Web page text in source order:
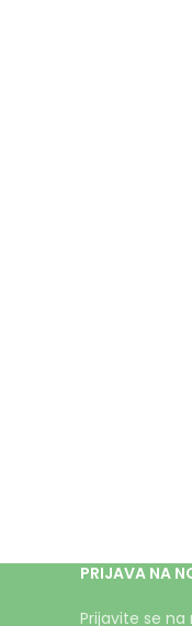
PRIJAVA NA
Prijavite se